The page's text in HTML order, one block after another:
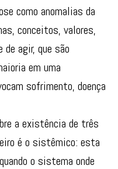
como anomalias da
conceitos, valores,
agir, que são
em uma
sofrimento, doença
a existência de três
é o sistêmico: esta
o sistema onde